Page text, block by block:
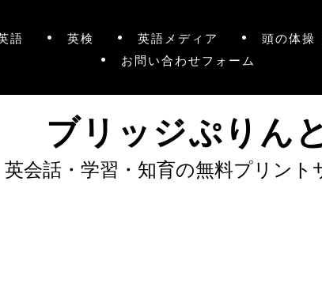
語 英検 英語メディア 頭の体操
お問い合わせフォーム
ブリッジぷりん
英会話・学習・知育の無料プリント